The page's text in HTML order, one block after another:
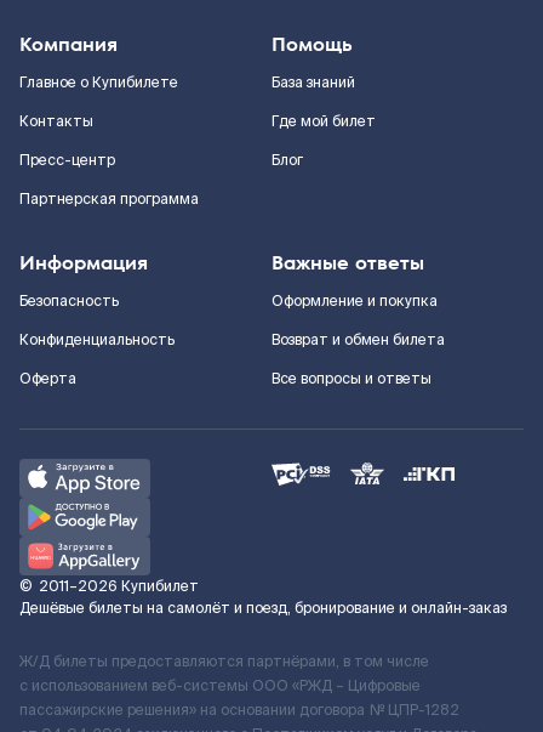
Компания
Главное о Купибилете
Контакты
Пресс-центр
Партнерская программа
Помощь
База знаний
Где мой билет
Блог
Информация
Безопасность
Конфиденциальность
Оферта
Важные ответы
Оформление и покупка
Возврат и обмен билета
Все вопросы и ответы
© 2011–2026 Купибилет
Дешёвые билеты на самолёт и поезд, бронирование и онлайн-заказ
Ж/Д билеты предоставляются партнёрами, в том числе
с использованием веб-системы ООО «РЖД – Цифровые
пассажирские решения» на основании договора № ЦПР-1282